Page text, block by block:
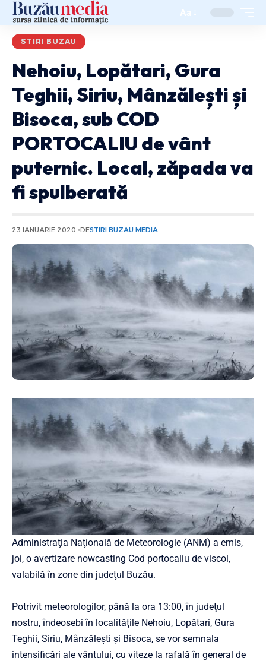
Aa
STIRI BUZAU
Nehoiu, Lopătari, Gura
Teghii, Siriu, Mânzălești și
Bisoca, sub COD
PORTOCALIU de vânt
puternic. Local, zăpada va
fi spulberată
23 IANUARIE 2020 DESTIRI BUZAU MEDIA
Administraţia Naţională de Meteorologie (ANM) a emis,
joi, o avertizare nowcasting Cod portocaliu de viscol,
valabilă în zone din judeţul Buzău.
Potrivit meteorologilor, până la ora 13:00, în judeţul
nostru, îndeosebi în localităţile Nehoiu, Lopătari, Gura
Teghii, Siriu, Mânzăleşti şi Bisoca, se vor semnala
intensificări ale vântului, cu viteze la rafală în general de